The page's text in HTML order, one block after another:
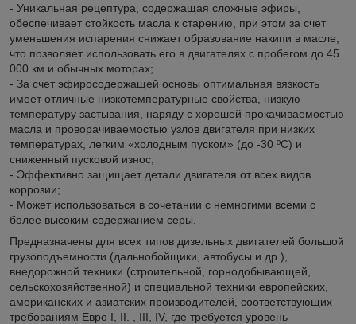
- Уникальная рецептура, содержащая сложные эфиры,
обеспечивает стойкость масла к старению, при этом за счет
уменьшения испарения снижает образование накипи в масле,
что позволяет использовать его в двигателях с пробегом до 45
000 км и обычных моторах;
- За счет эфиросодержащей основы оптимальная вязкость
имеет отличные низкотемпературные свойства, низкую
температуру застывания, наряду с хорошей прокачиваемостью
масла и проворачиваемостью узлов двигателя при низких
температурах, легким «холодным пуском» (до -30 ºC) и
сниженный пусковой износ;
- Эффективно защищает детали двигателя от всех видов
коррозии;
- Может использоваться в сочетании с немногими всеми с
более высоким содержанием серы.
Предназначены для всех типов дизельных двигателей большой
грузоподъемности (дальнобойщики, автобусы и др.),
внедорожной техники (строительной, горнодобывающей,
сельскохозяйственной) и специальной техники европейских,
американских и азиатских производителей, соответствующих
требованиям Евро I, II. , III, IV, где требуется уровень